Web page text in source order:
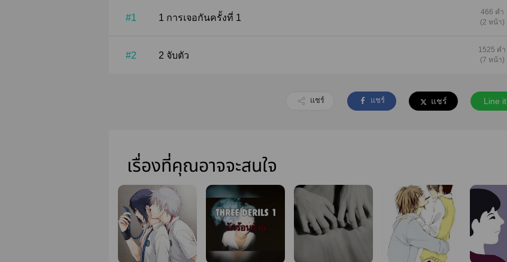
#1 1 การเจอกันครั้งที่ 1
466 คำ
(2 หน้า)
#2 2 จับตัว
1525 คำ
(7 หน้า)
แชร์ แชร์ แชร์ Line it
เรื่องที่คุณอาจจะสนใจ